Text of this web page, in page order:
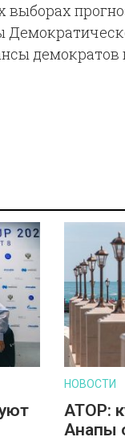
демократов
НОВОСТИ
АТОР:
Анапы